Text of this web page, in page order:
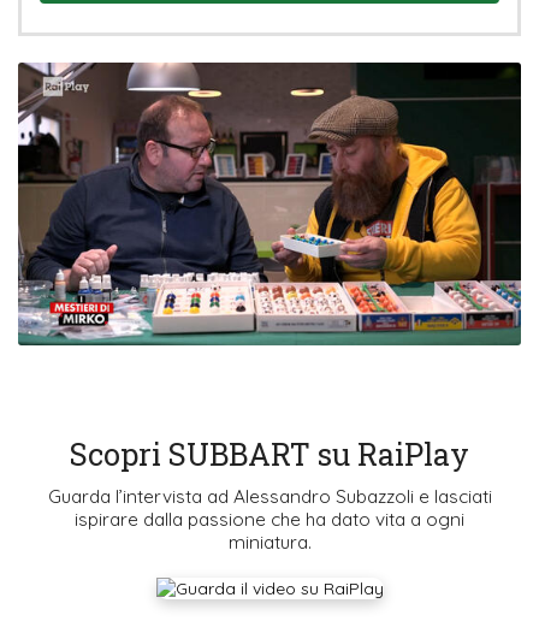
Scopri SUBBART su RaiPlay
Guarda l’intervista ad Alessandro Subazzoli e lasciati
ispirare dalla passione che ha dato vita a ogni
miniatura.